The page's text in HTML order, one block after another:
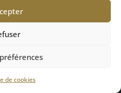
de cookies
Depuis la
à la procédure,